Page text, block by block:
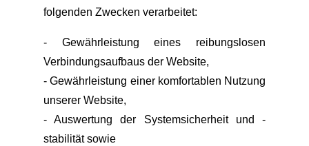
folgenden Zwecken verarbeitet:
- Gewährleistung eines reibungslosen
Verbindungsaufbaus der Website,
- Gewährleistung einer komfortablen Nutzung
unserer Website,
- Auswertung der Systemsicherheit und -
stabilität sowie